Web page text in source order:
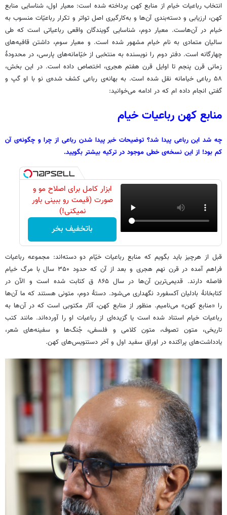
انتخاب رباعیات خیام از منابع کهن پرداخته شده است: معیار اول، شناسایی منابع
کهن، ارزیابی و دسته‌بندی آن‌ها و به‌کارگیری اصل تواتر و تکرار رباعیّات منسوب به
خیام در ‌آن‌هاست. معیار دوم، شناسایی گویندگان واقعی رباعیاتی است که طی
سالیان متمادی به نام خیام مشهور شده است. و معیار سوم، داشتن قافیه‌های
چهارگانه است. دفتر دوم را نویسنده به منتخبی از خیّامانه‌های پارسی، در محدودۀ
زمانی قرن پنجم تا اوایل قرن هفتم هجری، اختصاص داده است. در این بخش،
۵۸ رباعی خیامانه نقل شده است. به بهانه‌ی رباعی کشف شده‌ی نو با او گپ و
گفتی انجام داده ام که در ادامه می‌خوانید:
منابع کهن رباعیات خیام
چه شد این رباعی پیدا شد؟ توضیحات خبر پیدا شدن رباعی از چرا و چگونه‌ی آن
کم بود! از این نسخه‌ی خطی موجود در ترکیه بیشتر بگویید.
ابزار کامل برای اصلاح مو و
صورت (قیمت رو ببینی باور
نمیکنی!)
باتخفیف بخر
قبل از هرچیز باید بگویم که منابع رباعیات خیّام دو دسته‌اند: مجموعه رباعیات
فراهم آمده در قرن نهم هجری و بعد از آن که حدود ۳۵۰ سال با مرگ خیام
فاصله دارند. قدیمی‌ترین آن‌ها در سال ۸۶۵ ق کتابت شده است و الآن در
کتابخانۀ بادلیان آکسفورد نگهداری می‌شود. دستۀ دوم، متونی هستند که ما آن‌ها
را «منابع کهن» می‌نامیم. منظور از منابع کهن، آثار مکتوبی است که در آن‌ها به
رباعیات خیام استناد شده است یا گزیده‌ای از رباعیات او را آورده‌اند. مانند کتب
تاریخی، متون تصوف، متون کلامی و فلسفی، جُنگ‌ها و سفینه‌های شعر،
یادداشت‌های پراکنده در اوراق سفید اول و آخر دستنویس‌های کهن.